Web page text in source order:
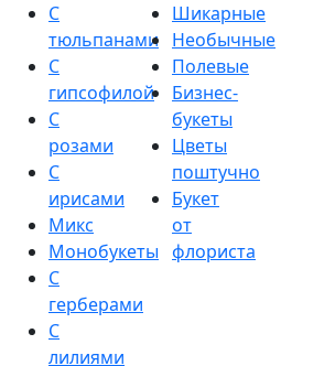
С
тюльпанами
С
гипсофилой
С
розами
С
ирисами
Микс
Монобукеты
С
герберами
С
лилиями
Шикарные
Необычные
Полевые
Бизнес-
букеты
Цветы
поштучно
Букет
от
флориста